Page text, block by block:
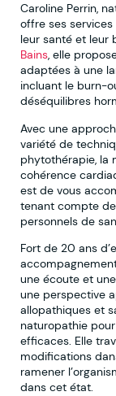
Caroline Perrin,
offre ses
leur santé et leur
Bains, elle
adaptées à une
incluant le burn-
déséquilibres
Avec une
variété de
phytothérapie, la
cohérence
est de vous
tenant compte
personnels de
Fort de 20 ans
une écoute et
une perspective
allopathiques et
naturopathie
efficaces. Elle
modifications
ramener
dans cet état.